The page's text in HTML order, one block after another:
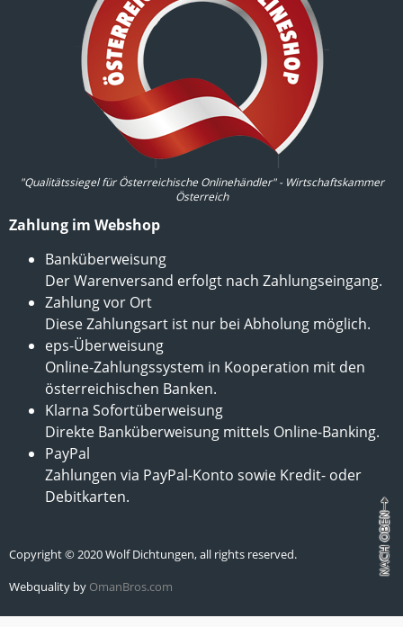
"Qualitätssiegel für Österreichische Onlinehändler" - Wirtschaftskammer
Österreich
Zahlung im Webshop
Banküberweisung
Der Warenversand erfolgt nach Zahlungseingang.
Zahlung vor Ort
Diese Zahlungsart ist nur bei Abholung möglich.
eps-Überweisung
Online-Zahlungssystem in Kooperation mit den
österreichischen Banken.
Klarna Sofortüberweisung
Direkte Banküberweisung mittels Online-Banking.
PayPal
Zahlungen via PayPal-Konto sowie Kredit- oder
Debitkarten.
Copyright © 2020 Wolf Dichtungen, all rights reserved.
Webquality by OmanBros.com